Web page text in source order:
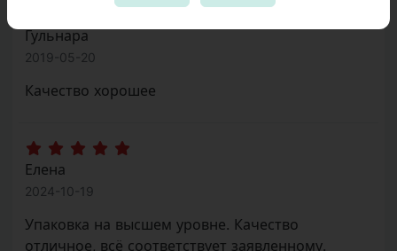
2019-05-20
Качество хорошее
Елена
2024-10-19
Упаковка на высшем уровне. Качество
отличное, всё соответствует заявленному.
Рекомендую!